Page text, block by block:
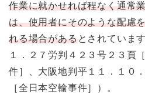
作業に就かせれば程なく通常
は、使用者にそのような配慮
れる場合があるとされていま
１．２７労判４２３号２３頁
件］、大阪地判平１１．１０
［全日本空輸事件］）。